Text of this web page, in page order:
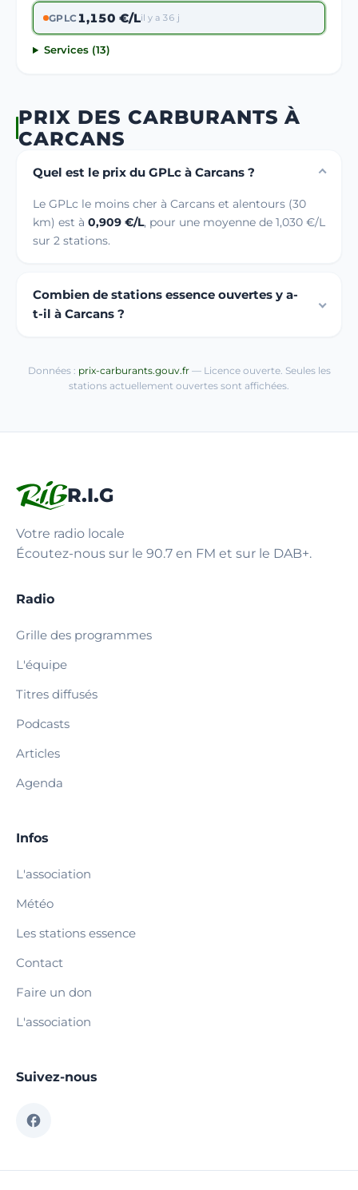
GPLC1,150 €/Lil y a 36 j
Services (13)
PRIX DES CARBURANTS À
CARCANS
Quel est le prix du GPLc à Carcans ?
Le GPLc le moins cher à Carcans et alentours (30
km) est à 0,909 €/L, pour une moyenne de 1,030 €/L
sur 2 stations.
Combien de stations essence ouvertes y a-
t-il à Carcans ?
Données : prix-carburants.gouv.fr— Licence ouverte. Seules les
stations actuellement ouvertes sont affichées.
R.I.G
Votre radio locale
Écoutez-nous sur le 90.7 en FM et sur le DAB+.
Radio
Grille des programmes
L'équipe
Titres diffusés
Podcasts
Articles
Agenda
Infos
L'association
Météo
Les stations essence
Contact
Faire un don
L'association
Suivez-nous